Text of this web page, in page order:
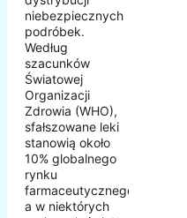
niebezpiecznych
podróbek.
Według
szacunków
Światowej
Organizacji
Zdrowia (WHO),
sfałszowane leki
stanowią około
10% globalnego
rynku
farmaceutycznego,
a w niektórych